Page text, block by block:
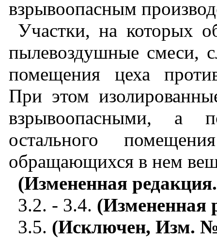
взрывоопасным
Участки, на которых
пылевоздушные смеси,
помещения цеха
При этом
взрывоопасными, а
остального
обращающихся в нем
(Измененная
3.2. - 3.4. (Измененная
3.5. (Исключен, Изм.